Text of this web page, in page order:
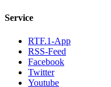
Service
RTF.1-App
RSS-Feed
Facebook
Twitter
Youtube